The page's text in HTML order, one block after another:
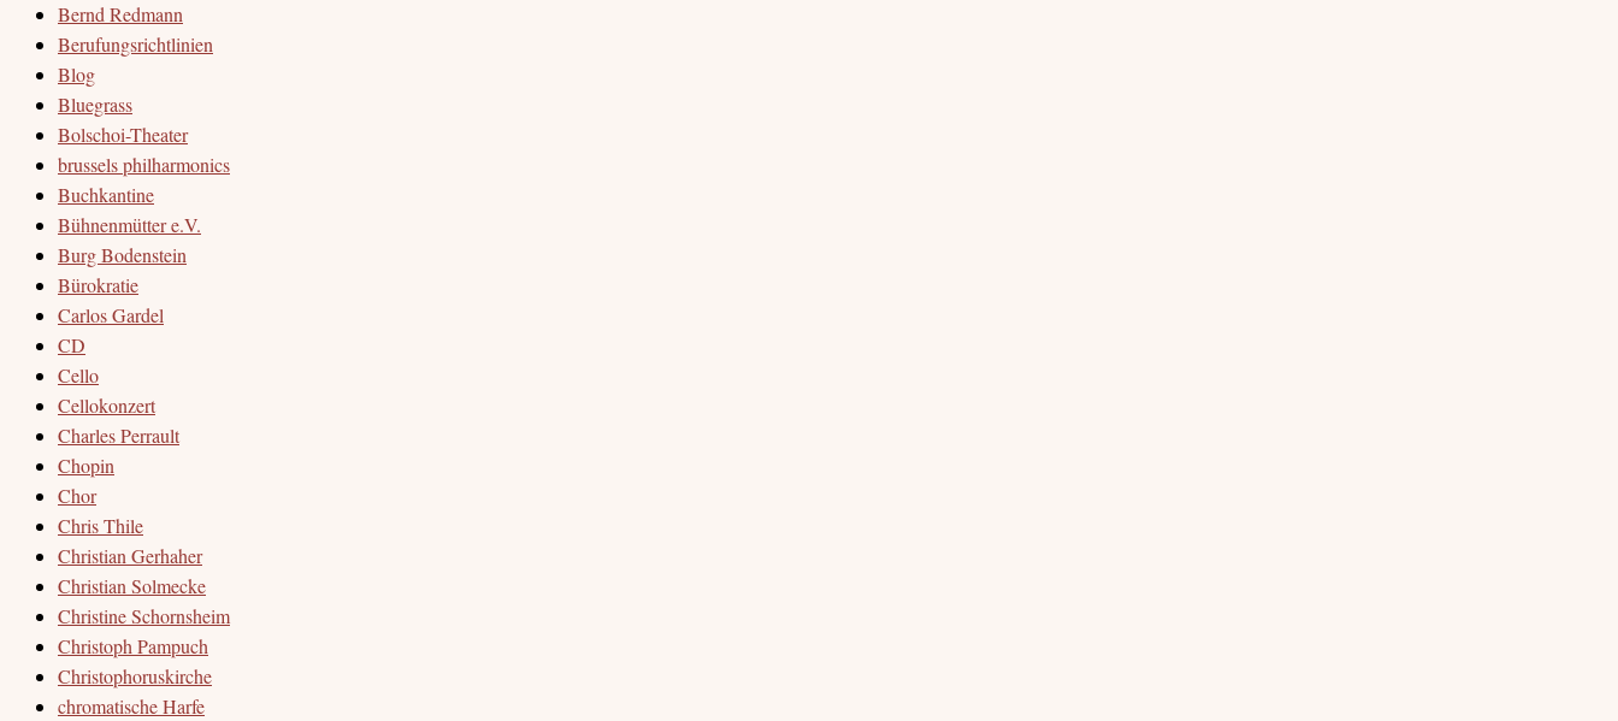
Bernd Redmann
Berufungsrichtlinien
Blog
Bluegrass
Bolschoi-Theater
brussels philharmonics
Buchkantine
Bühnenmütter e.V.
Burg Bodenstein
Bürokratie
Carlos Gardel
CD
Cello
Cellokonzert
Charles Perrault
Chopin
Chor
Chris Thile
Christian Gerhaher
Christian Solmecke
Christine Schornsheim
Christoph Pampuch
Christophoruskirche
chromatische Harfe